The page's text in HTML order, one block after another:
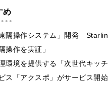
め
隔操作システム」開発
操作を実証」
環境を提供する「次世代キッ
ス「アクスポ」がサービス開